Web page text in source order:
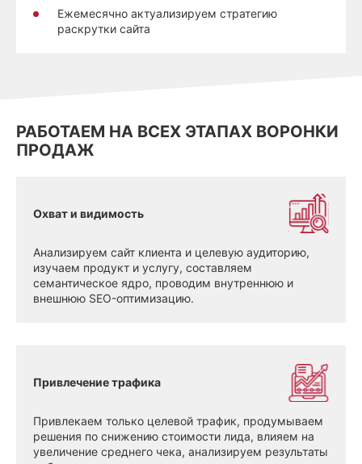
Ежемесячно актуализируем стратегию
раскрутки сайта
РАБОТАЕМ НА ВСЕХ ЭТАПАХ ВОРОНКИ
ПРОДАЖ
Охват и видимость
Анализируем сайт клиента и целевую аудиторию,
изучаем продукт и услугу, составляем
семантическое ядро, проводим внутреннюю и
внешнюю SEO-оптимизацию.
Привлечение трафика
Привлекаем только целевой трафик, продумываем
решения по снижению стоимости лида, влияем на
увеличение среднего чека, анализируем результаты